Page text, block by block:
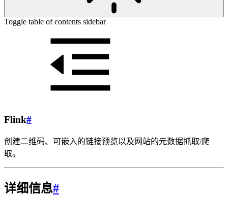
Toggle table of contents sidebar
Flink#
创建二维码、可嵌入的链接预览以及网站的元数据抓取/爬
取。
详细信息#